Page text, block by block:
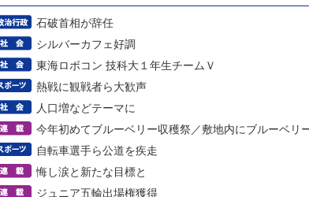
石破首相が辞任
シルバーカフェ好調
東海ロボコン 技科大１年生チームＶ
熱戦に観戦者ら大歓声
人口増などテーマに
今年初めてブルーベリー収穫祭／敷地内にブルーベリ
自転車選手ら公道を疾走
悔し涙と新たな目標と
ジュニア五輪出場権獲得